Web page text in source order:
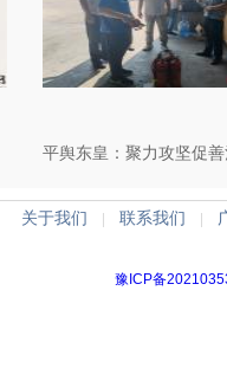
平舆东皇：聚力攻坚促
发展护安稳
关于我们 联系我们
豫ICP备